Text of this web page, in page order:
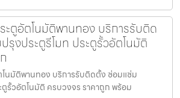
ะตูอัตโนมัติพานทอง บริการรับติด
งประตูรีโมท ประตูรั้วอัตโนมัติ
นมัติพานทอง บริการรับติดตั้ง ซ่อมแซ่ม
รั้วอัตโนมัติ ครบวงจร ราคาถูก พร้อม